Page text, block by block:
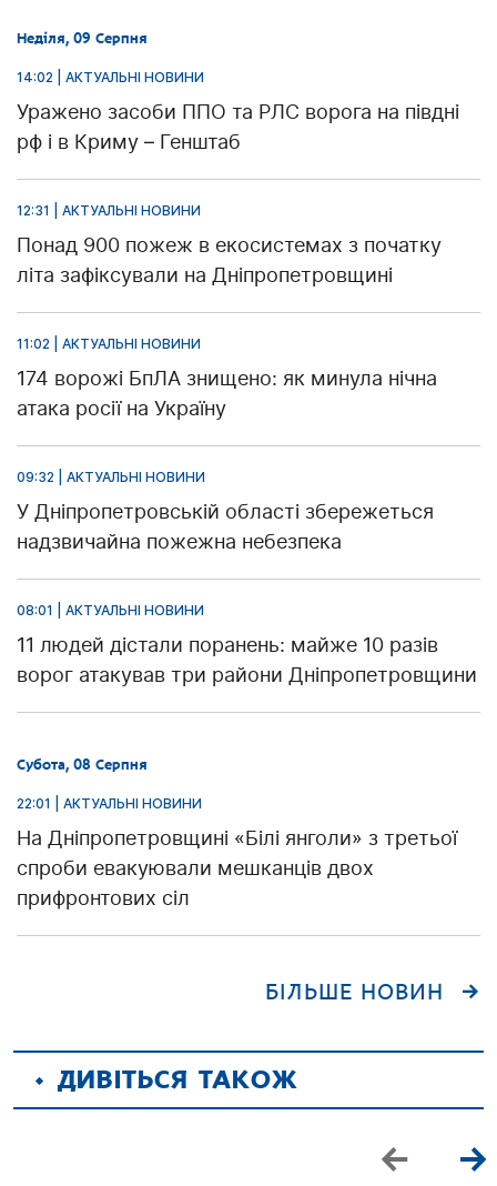
Неділя, 09 Серпня
14:02 | АКТУАЛЬНІ НОВИНИ
Уражено засоби ППО та РЛС ворога на півдні
рф і в Криму – Генштаб
12:31 | АКТУАЛЬНІ НОВИНИ
Понад 900 пожеж в екосистемах з початку
літа зафіксували на Дніпропетровщині
11:02 | АКТУАЛЬНІ НОВИНИ
174 ворожі БпЛА знищено: як минула нічна
атака росії на Україну
09:32 | АКТУАЛЬНІ НОВИНИ
У Дніпропетровській області збережеться
надзвичайна пожежна небезпека
08:01 | АКТУАЛЬНІ НОВИНИ
11 людей дістали поранень: майже 10 разів
ворог атакував три райони Дніпропетровщини
Субота, 08 Серпня
22:01 | АКТУАЛЬНІ НОВИНИ
На Дніпропетровщині «Білі янголи» з третьої
спроби евакуювали мешканців двох
прифронтових сіл
БІЛЬШЕ НОВИН
ДИВІТЬСЯ ТАКОЖ